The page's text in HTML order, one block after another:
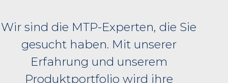
Wir sind die MTP-Experten, die Sie
gesucht haben. Mit unserer
Erfahrung und unserem
Produktportfolio wird ihre